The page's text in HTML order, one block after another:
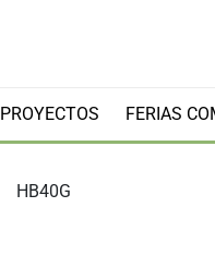
PROYECTOS FERIAS
HB40G